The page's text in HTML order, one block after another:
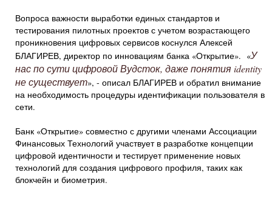
Вопроса важности выработки единых стандартов и
тестирования пилотных проектов с учетом возрастающего
проникновения цифровых сервисов коснулся Алексей
БЛАГИРЕВ, директор по инновациям банка «Открытие». «У
нас по сути цифровой Вудсток, даже понятия identity
не существует», - описал БЛАГИРЕВ и обратил внимание
на необходимость процедуры идентификации пользователя в
сети.
Банк «Открытие» совместно с другими членами Ассоциации
Финансовых Технологий участвует в разработке концепции
цифровой идентичности и тестирует применение новых
технологий для создания цифрового профиля, таких как
блокчейн и биометрия.